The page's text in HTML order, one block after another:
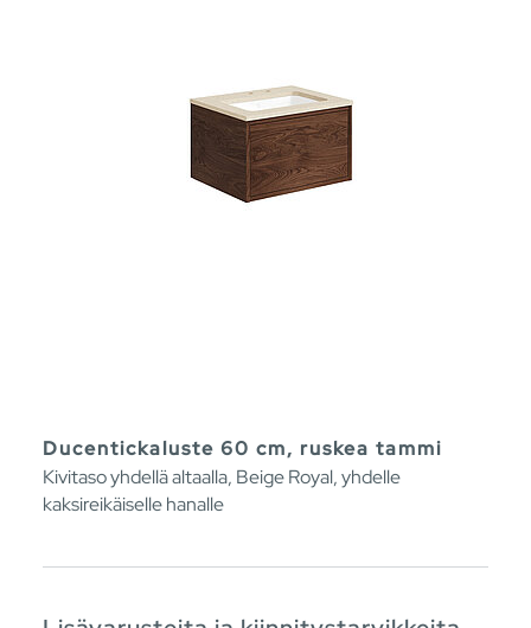
Ducentickaluste 60 cm, ruskea tammi
Kivitaso yhdellä altaalla, Beige Royal, yhdelle
kaksireikäiselle hanalle